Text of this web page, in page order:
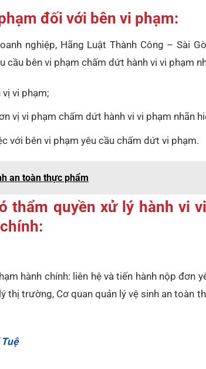
đối với bên vi phạm:
nghiệp, Hãng Luật Thành Công – Sài
bên vi phạm chấm dứt hành vi vi phạm
vi phạm;
vị vi phạm chấm dứt hành vi vi phạm nhãn
với bên vi phạm yêu cầu chấm dứt vi phạm.
an toàn thực phẩm
thẩm quyền xử lý hành vi
hành chính: liên hệ và tiến hành nộp đơn
thị trường, Cơ quan quản lý vệ sinh an toàn